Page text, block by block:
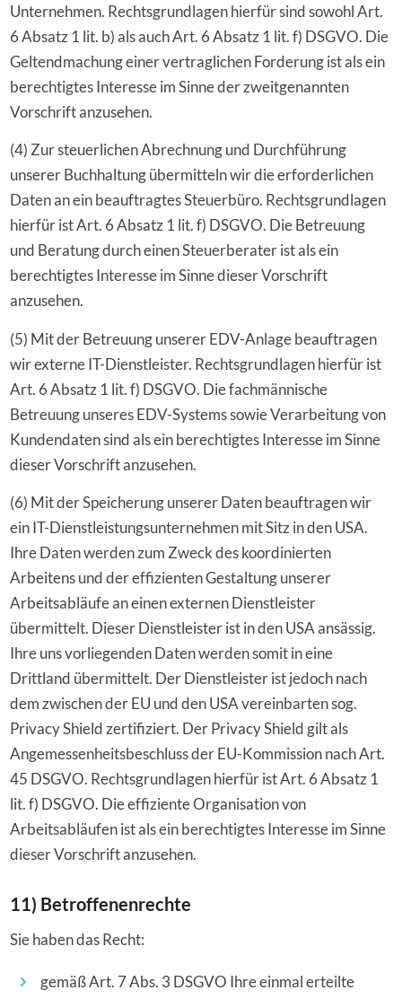
Unternehmen. Rechtsgrundlagen hierfür sind sowohl Art.
6 Absatz 1 lit. b) als auch Art. 6 Absatz 1 lit. f) DSGVO. Die
Geltendmachung einer vertraglichen Forderung ist als ein
berechtigtes Interesse im Sinne der zweitgenannten
Vorschrift anzusehen.
(4) Zur steuerlichen Abrechnung und Durchführung
unserer Buchhaltung übermitteln wir die erforderlichen
Daten an ein beauftragtes Steuerbüro. Rechtsgrundlagen
hierfür ist Art. 6 Absatz 1 lit. f) DSGVO. Die Betreuung
und Beratung durch einen Steuerberater ist als ein
berechtigtes Interesse im Sinne dieser Vorschrift
anzusehen.
(5) Mit der Betreuung unserer EDV-Anlage beauftragen
wir externe IT-Dienstleister. Rechtsgrundlagen hierfür ist
Art. 6 Absatz 1 lit. f) DSGVO. Die fachmännische
Betreuung unseres EDV-Systems sowie Verarbeitung von
Kundendaten sind als ein berechtigtes Interesse im Sinne
dieser Vorschrift anzusehen.
(6) Mit der Speicherung unserer Daten beauftragen wir
ein IT-Dienstleistungsunternehmen mit Sitz in den USA.
Ihre Daten werden zum Zweck des koordinierten
Arbeitens und der effizienten Gestaltung unserer
Arbeitsabläufe an einen externen Dienstleister
übermittelt. Dieser Dienstleister ist in den USA ansässig.
Ihre uns vorliegenden Daten werden somit in eine
Drittland übermittelt. Der Dienstleister ist jedoch nach
dem zwischen der EU und den USA vereinbarten sog.
Privacy Shield zertifiziert. Der Privacy Shield gilt als
Angemessenheitsbeschluss der EU-Kommission nach Art.
45 DSGVO. Rechtsgrundlagen hierfür ist Art. 6 Absatz 1
lit. f) DSGVO. Die effiziente Organisation von
Arbeitsabläufen ist als ein berechtigtes Interesse im Sinne
dieser Vorschrift anzusehen.
11) Betroffenenrechte
Sie haben das Recht:
gemäß Art. 7 Abs. 3 DSGVO Ihre einmal erteilte